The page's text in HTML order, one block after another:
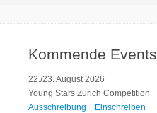
Kommende Events
22./23. August 2026
Young Stars Zürich Competition
Ausschreibung
Einschreiben